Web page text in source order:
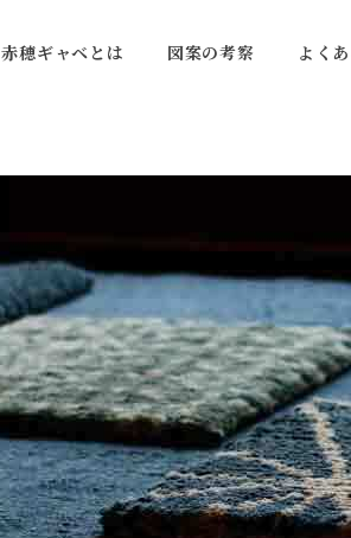
赤穂ギャベとは 図案の考察 よく